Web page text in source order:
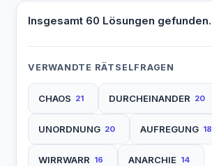
Insgesamt 60 Lösungen gefunden.
VERWANDTE RÄTSELFRAGEN
CHAOS 21 DURCHEINANDER 20
UNORDNUNG 20 AUFREGUNG 18
WIRRWARR 16 ANARCHIE 14